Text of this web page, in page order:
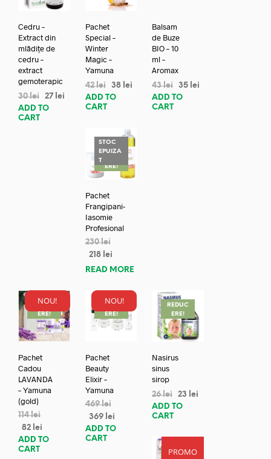
Cedru –
Extract din
mlădițe de
cedru –
extract
gemoterapic
30lei 27 lei
ADD TO
CART
Pachet
Special –
Winter
Magic –
Yamuna
42lei 38 lei
ADD TO
CART
Balsam
de Buze
BIO – 10
ml –
Aromax
43lei 35 lei
ADD TO
CART
STOC
EPUIZA
TREDUC
ERE!
Pachet
Frangipani-
Iasomie
Profesional
230lei
218 lei
READ MORE
NOU!
REDUC
ERE!
Pachet
Cadou
LAVANDA
– Yamuna
(gold)
114lei
82 lei
ADD TO
CART
NOU!
REDUC
ERE!
Pachet
Beauty
Elixir –
Yamuna
469lei
369 lei
ADD TO
CART
REDUC
ERE!
Nasirus
sinus
sirop
26lei 23
lei
ADD TO
CART
PROMO
REDUC